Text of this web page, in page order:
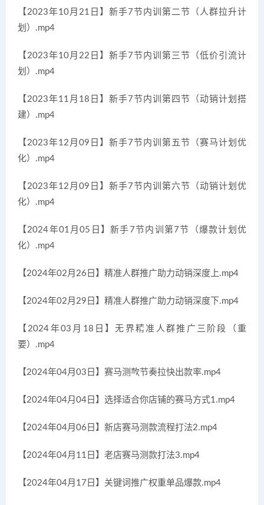
【2023年10月21日】新手7节内训第二节（人群拉升计
划）.mp4
【2023年10月22日】新手7节内训第三节（低价引流计
划）.mp4
【2023年11月18日】新手7节内训第四节（动销计划搭
建）.mp4
【2023年12月09日】新手7节内训第五节（赛马计划优
化）.mp4
【2023年12月09日】新手7节内训第六节（动销计划优
化）.mp4
【2024年01月05日】新手7节内训第7节（爆款计划优
化）.mp4
【2024年02月26日】精准人群推广助力动销深度上.mp4
【2024年02月29日】精准人群推广助力动销深度下.mp4
【2024年03月18日】无界精准人群推广三阶段（重
要）.mp4
【2024年04月03日】赛马测款节奏拉快出款率.mp4
【2024年04月04日】选择适合你店铺的赛马方式1.mp4
【2024年04月06日】新店赛马测款流程打法2.mp4
【2024年04月11日】老店赛马测款打法3.mp4
【2024年04月17日】关键词推广权重单品爆款.mp4